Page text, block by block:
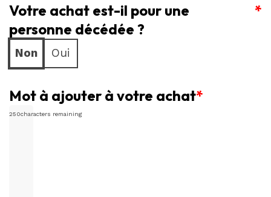
Bouquetto
*
Votre achat est-il pour une
personne décédée ?
Non Oui
*
Mot à ajouter à votre achat
250characters remaining